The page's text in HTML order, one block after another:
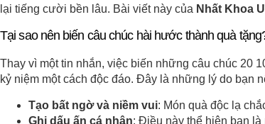
lại tiếng cười bền lâu. Bài viết này của Nhất Khoa
Tại sao nên biến câu chúc hài hước thành quà
Thay vì một tin nhắn, việc biến những câu chúc 20
kỷ niệm một cách độc đáo. Đây là những lý do bạn
Tạo bất ngờ và niềm vui: Món quà độc lạ
Ghi dấu ấn cá nhân: Điều này thể hiện bạn